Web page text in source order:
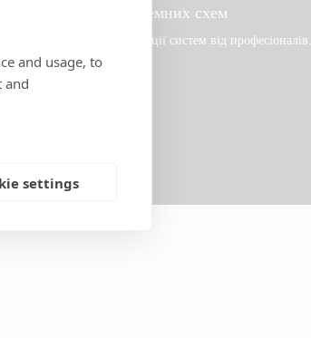
and usage, to
and
settings
Приклади системних схем
Популярні конструкції систем від професіоналів.